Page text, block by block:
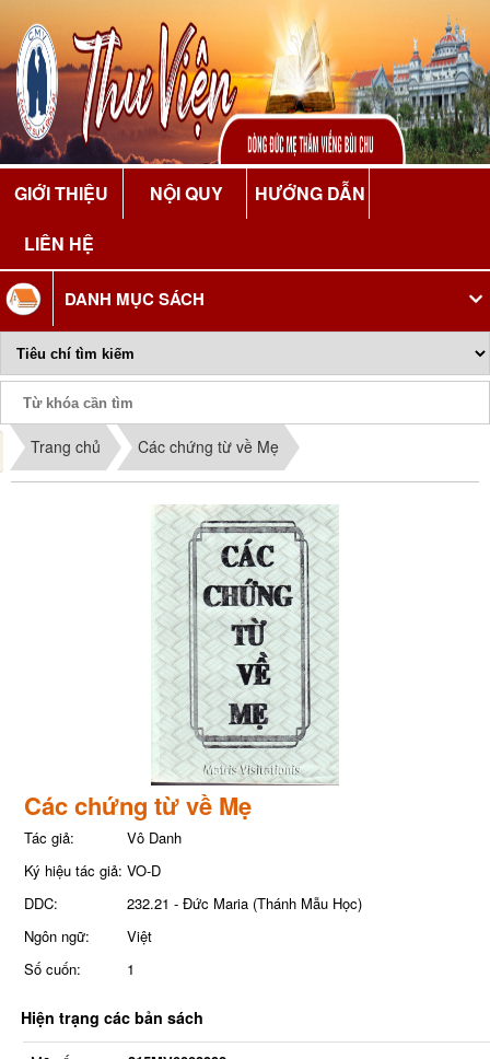
GIỚI THIỆU NỘI QUY
HƯỚNG DẪN
LIÊN HỆ
DANH MỤC SÁCH
Phiếu Sách
Trang chủ Các chứng từ về Mẹ
Các chứng từ về Mẹ
Tác giả:
Vô Danh
Ký hiệu tác giả: VO-D
DDC:
232.21 - Đức Maria (Thánh Mẫu Học)
Ngôn ngữ:
Việt
Số cuốn:
1
Hiện trạng các bản sách